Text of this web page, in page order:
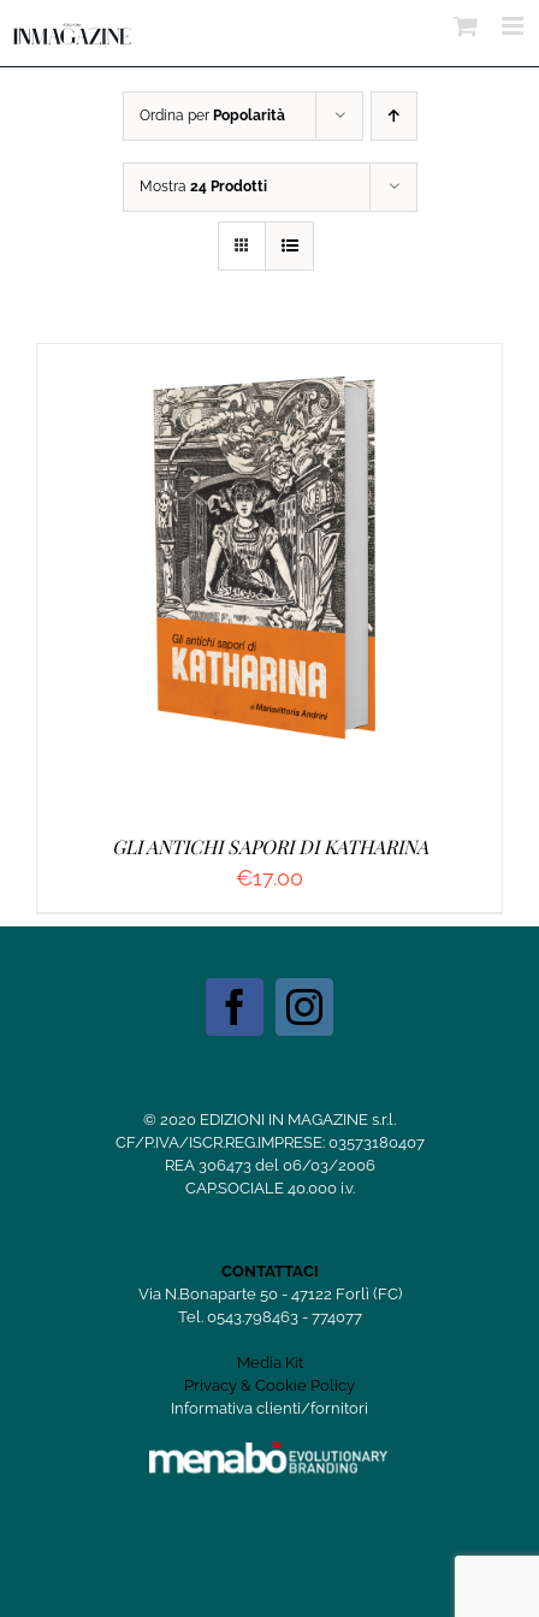
Ordina per Popolarità
Mostra 24 Prodotti
AGGIUNGI AL CARRELLO / DETTAGLI
GLI ANTICHI SAPORI DI KATHARINA
€17.00
© 2020 EDIZIONI IN MAGAZINE s.r.l.
CF/P.IVA/ISCR.REG.IMPRESE: 03573180407
REA 306473 del 06/03/2006
CAP.SOCIALE 40.000 i.v.
CONTATTACI
Via N.Bonaparte 50 - 47122 Forlì (FC)
Tel. 0543.798463 - 774077
Media Kit
Privacy & Cookie Policy
Informativa clienti/fornitori